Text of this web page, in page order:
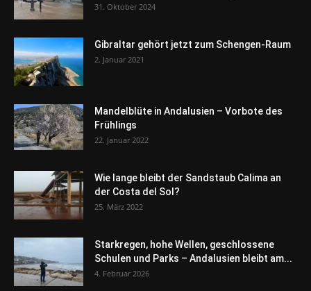
31. Oktober 2024
Gibraltar gehört jetzt zum Schengen-Raum
2. Januar 2021
Mandelblüte in Andalusien – Vorbote des
Frühlings
22. Januar 2022
Wie lange bleibt der Sandstaub Calima an
der Costa del Sol?
25. März 2022
Starkregen, hohe Wellen, geschlossene
Schulen und Parks – Andalusien bleibt am...
4. Februar 2026